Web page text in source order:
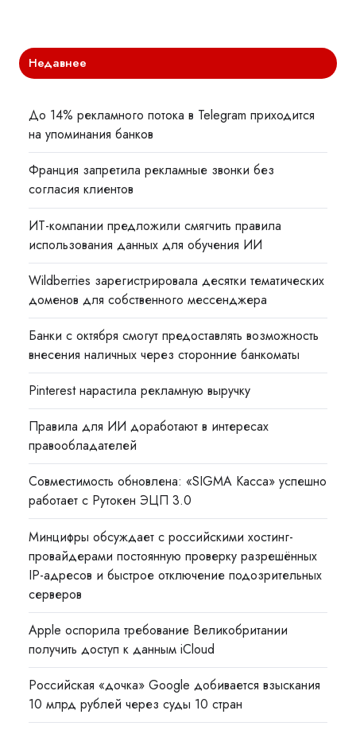
Недавнее
До 14% рекламного потока в Telegram приходится
на упоминания банков
Франция запретила рекламные звонки без
согласия клиентов
ИТ-компании предложили смягчить правила
использования данных для обучения ИИ
Wildberries зарегистрировала десятки тематических
доменов для собственного мессенджера
Банки с октября смогут предоставлять возможность
внесения наличных через сторонние банкоматы
Pinterest нарастила рекламную выручку
Правила для ИИ доработают в интересах
правообладателей
Совместимость обновлена: «SIGMA Касса» успешно
работает с Рутокен ЭЦП 3.0
Минцифры обсуждает с российскими хостинг-
провайдерами постоянную проверку разрешённых
IP-адресов и быстрое отключение подозрительных
серверов
Apple оспорила требование Великобритании
получить доступ к данным iCloud
Российская «дочка» Google добивается взыскания
10 млрд рублей через суды 10 стран